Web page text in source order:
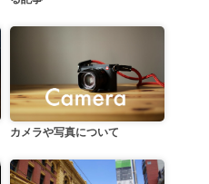
カメラや写真について